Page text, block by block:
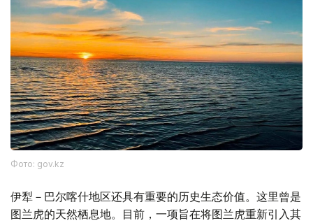
Фото: gov.kz
伊犁－巴尔喀什地区还具有重要的历史生态价值。这里曾是
图兰虎的天然栖息地。目前，一项旨在将图兰虎重新引入其